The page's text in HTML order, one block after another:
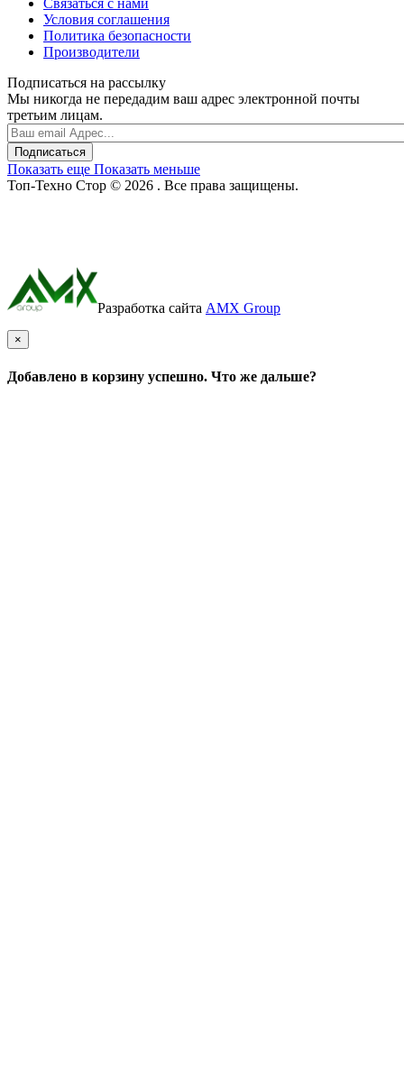
Условия соглашения
Политика безопасности
Производители
Подписаться на рассылку
Мы никогда не передадим ваш адрес электронной почты
третьим лицам.
Подписаться
Показать еще Показать меньше
Топ-Техно Стор © 2026 . Все права защищены.
Разработка сайта AMX Group
×
Добавлено в корзину успешно. Что же дальше?